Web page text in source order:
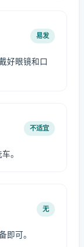
易发
好眼镜和口
不适宜
。
无
即可。